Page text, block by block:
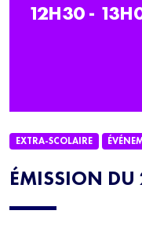
ÉMISSION
EXTRA-SCOLAIRE
12H30 -